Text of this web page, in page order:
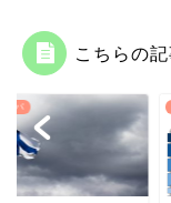
こちらの
ロッパ